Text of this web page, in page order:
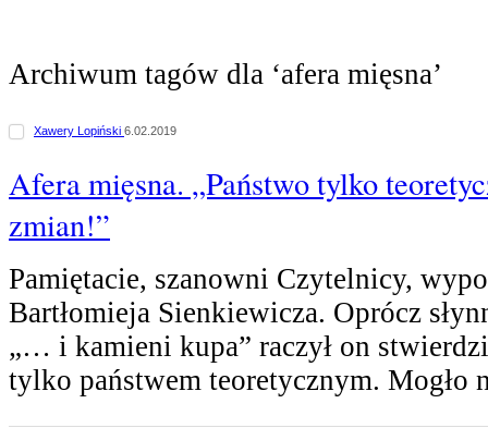
Archiwum tagów dla ‘afera mięsna’
Xawery Lopiński 6.02.2019
Afera mięsna. „Państwo tylko
zmian!”
Pamiętacie, szanowni Czytelnicy,
Bartłomieja Sienkiewicza. Oprócz
„… i kamieni kupa” raczył on
tylko państwem teoretycznym. Mogło